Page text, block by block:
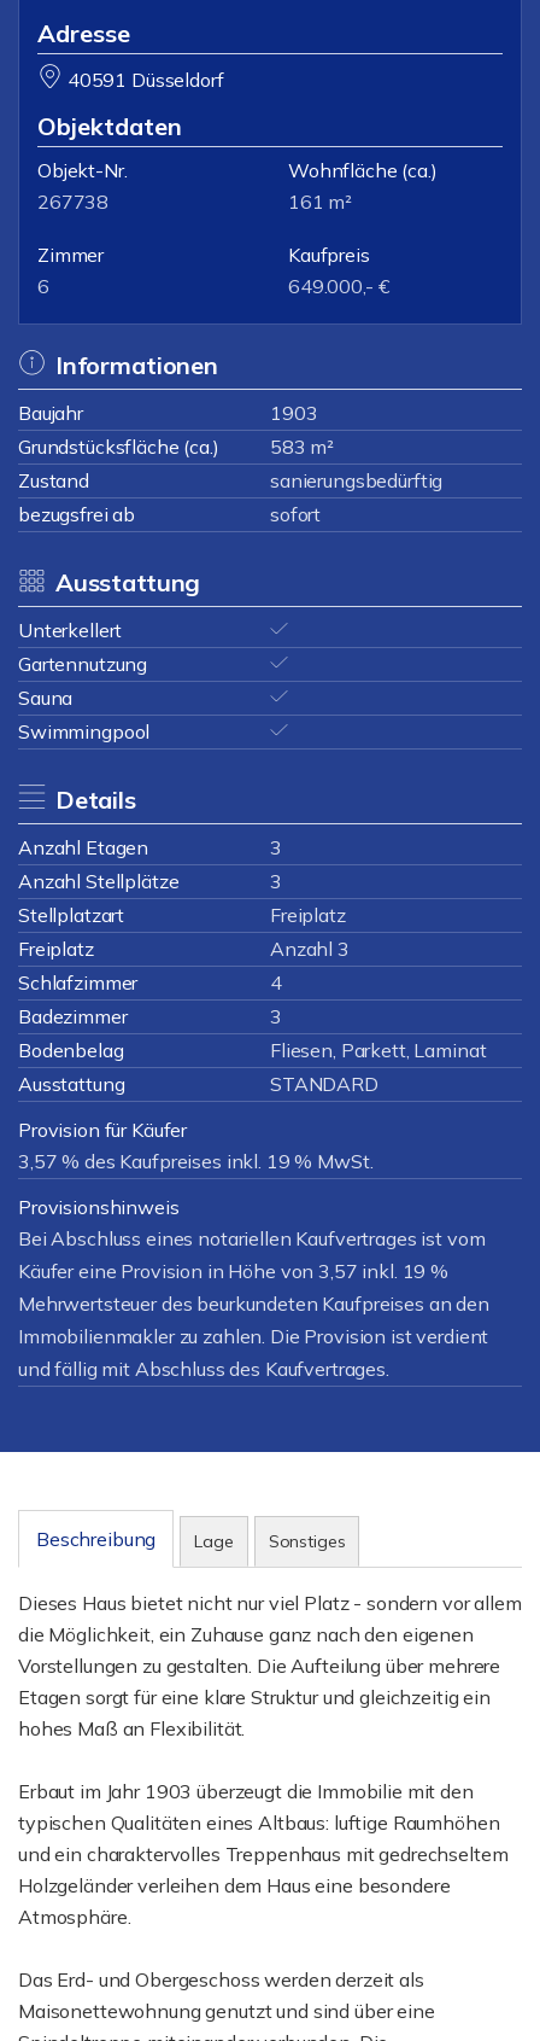
Adresse
40591 Düsseldorf
Objektdaten
Objekt-Nr.
267738
Wohnfläche (ca.)
161 m²
Zimmer
6
Kaufpreis
649.000,- €
Informationen
Baujahr
1903
Grundstücksfläche (ca.)
583 m²
Zustand
sanierungsbedürftig
bezugsfrei ab
sofort
Ausstattung
Unterkellert
Gartennutzung
Sauna
Swimmingpool
Details
Anzahl Etagen
3
Anzahl Stellplätze
3
Stellplatzart
Freiplatz
Freiplatz
Anzahl 3
Schlafzimmer
4
Badezimmer
3
Bodenbelag
Fliesen, Parkett, Laminat
Ausstattung
STANDARD
Provision für Käufer
3,57 % des Kaufpreises inkl. 19 % MwSt.
Provisionshinweis
Bei Abschluss eines notariellen Kaufvertrages ist vom
Käufer eine Provision in Höhe von 3,57 inkl. 19 %
Mehrwertsteuer des beurkundeten Kaufpreises an den
Immobilienmakler zu zahlen. Die Provision ist verdient
und fällig mit Abschluss des Kaufvertrages.
Beschreibung Lage Sonstiges
Dieses Haus bietet nicht nur viel Platz - sondern vor allem
die Möglichkeit, ein Zuhause ganz nach den eigenen
Vorstellungen zu gestalten. Die Aufteilung über mehrere
Etagen sorgt für eine klare Struktur und gleichzeitig ein
hohes Maß an Flexibilität.
Erbaut im Jahr 1903 überzeugt die Immobilie mit den
typischen Qualitäten eines Altbaus: luftige Raumhöhen
und ein charaktervolles Treppenhaus mit gedrechseltem
Holzgeländer verleihen dem Haus eine besondere
Atmosphäre.
Das Erd- und Obergeschoss werden derzeit als
Maisonettewohnung genutzt und sind über eine